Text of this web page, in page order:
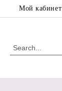
Мой кабинет